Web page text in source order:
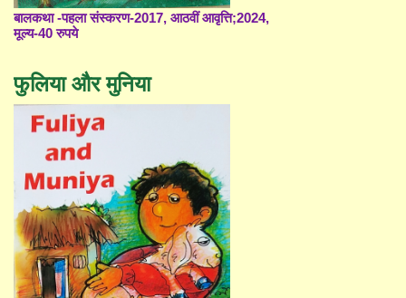
बालकथा -पहला संस्करण-2017, आठवीं आवृत्ति;2024,
मूल्य-40 रुपये
फुलिया और मुनिया